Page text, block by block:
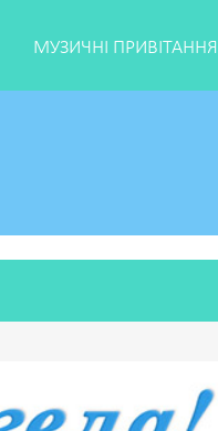
МУЗИЧНІ ПРИВІТАННЯ